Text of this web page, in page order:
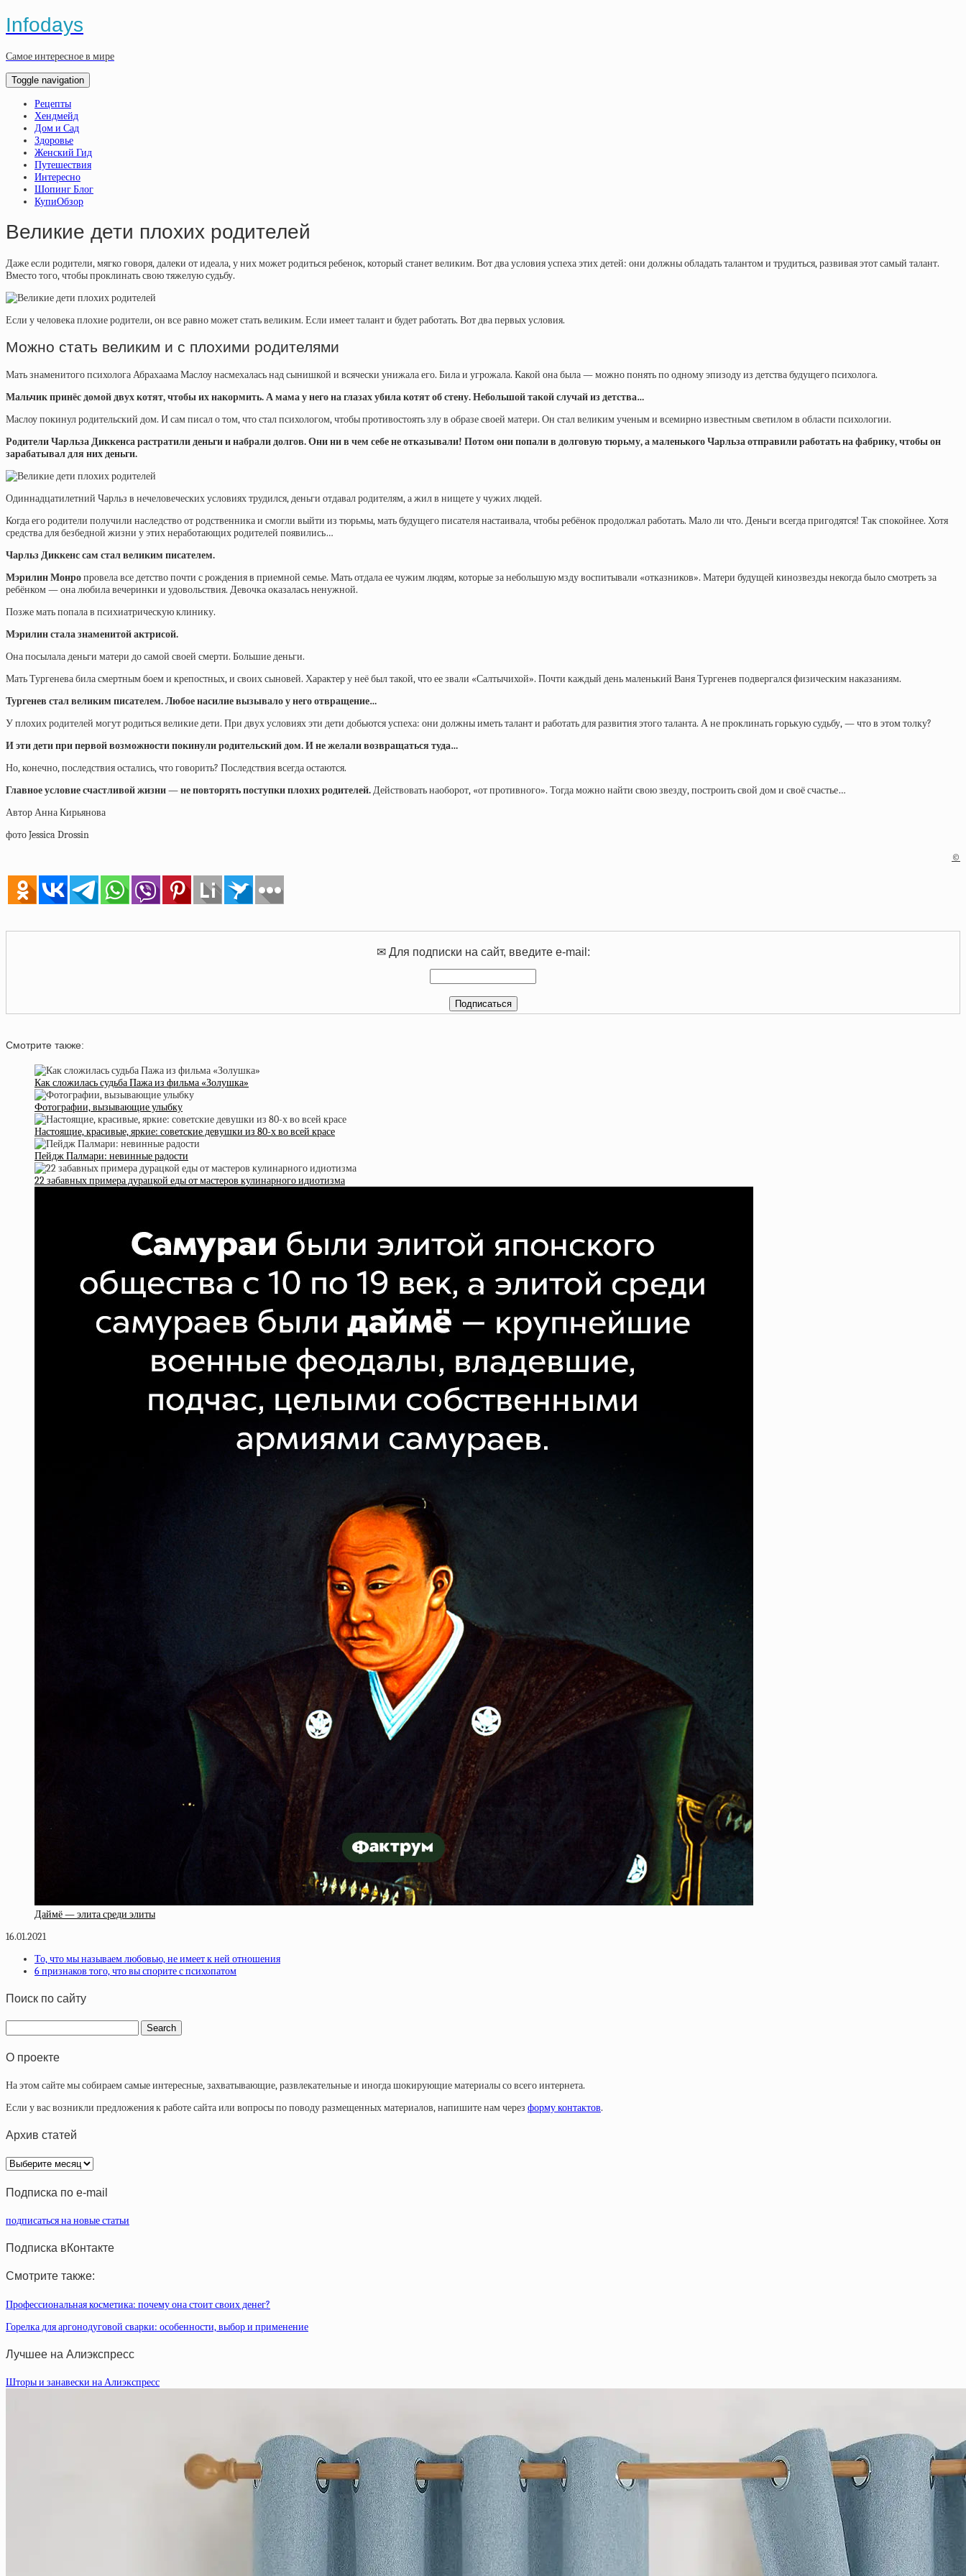
Infodays
Самое интересное в мире
Toggle navigation
Рецепты
Хендмейд
Дом и Сад
Здоровье
Женский Гид
Путешествия
Интересно
Шопинг Блог
КупиОбзор
Великие дети плохих родителей
Даже если родители, мягко говоря, далеки от идеала, у них может родиться ребенок, который станет великим. Вот два условия успеха этих детей: они должны обладать талантом и трудиться, развивая этот самый талант.
Вместо того, чтобы проклинать свою тяжелую судьбу.
Если у человека плохие родители, он все равно может стать великим. Если имеет талант и будет работать. Вот два первых условия.
Можно стать великим и с плохими родителями
Матьзнаменитого психолога Абрахаама Маслоу насмехалась над сынишкой и всячески унижала его. Била и угрожала. Какой она была — можно понять по одному эпизоду из детства будущего психолога.
Мальчик принёс домой двух котят, чтобы их накормить. А мама у него на глазах убила котят об стену. Небольшой такой случай из детства…
Маслоу покинул родительский дом. И сам писал о том, что стал психологом, чтобы противостоять злу в образе своей матери. Он стал великим ученым и всемирно известным светилом в области психологии.
Родители Чарльза Диккенса растратили деньги и набрали долгов. Они ни в чем себе не отказывали! Потом они попали в долговую тюрьму, а маленького Чарльза отправили работать на фабрику, чтобы он
зарабатывал для них деньги.
Одиннадцатилетний Чарльз в нечеловеческих условиях трудился, деньги отдавал родителям, а жил в нищете у чужих людей.
Когда его родители получили наследство от родственника и смогли выйти из тюрьмы, мать будущего писателя настаивала, чтобы ребёнок продолжал работать. Мало ли что. Деньги всегда пригодятся! Так спокойнее. Хотя
средства для безбедной жизни у этих неработающих родителей появились…
Чарльз Диккенс сам стал великим писателем.
Мэрилин Монропровела все детство почти с рождения в приемной семье. Мать отдала ее чужим людям, которые за небольшую мзду воспитывали «отказников». Матери будущей кинозвезды некогда было смотреть за
ребёнком — она любила вечеринки и удовольствия. Девочка оказалась ненужной.
Позже мать попала в психиатрическую клинику.
Мэрилин стала знаменитой актрисой.
Она посылала деньги матери до самой своей смерти. Большие деньги.
Мать Тургенева била смертным боем и крепостных, и своих сыновей. Характер у неё был такой, что ее звали «Салтычихой». Почти каждый день маленький Ваня Тургенев подвергался физическим наказаниям.
Тургенев стал великим писателем. Любое насилие вызывало у него отвращение…
У плохих родителей могут родиться великие дети. При двух условиях эти дети добьются успеха: они должны иметь талант и работать для развития этого таланта. А не проклинать горькую судьбу, — что в этом толку?
И эти дети при первой возможности покинули родительский дом. И не желали возвращаться туда…
Но, конечно, последствия остались, что говорить? Последствия всегда остаются.
Главное условие счастливой жизни — не повторять поступки плохих родителей.Действовать наоборот, «от противного». Тогда можно найти свою звезду, построить свой дом и своё счастье…
АвторАнна Кирьянова
фото Jessica Drossin
©
✉ Для подписки на сайт, введите e-mail:
Смотрите также:
Как сложилась судьба Пажа из фильма «Золушка»
Фотографии, вызывающие улыбку
Настоящие, красивые, яркие: советские девушки из 80-х во всей красе
Пейдж Палмари: невинные радости
22 забавных примера дурацкой еды от мастеров кулинарного идиотизма
Даймё — элита среди элиты
16.01.2021
То, что мы называем любовью, не имеет к ней отношения
6 признаков того, что вы спорите с психопатом
Поиск по сайту
О проекте
На этом сайте мы собираем самые интересные, захватывающие, развлекательные и иногда шокирующие материалы со всего интернета.
Если у вас возникли предложения к работе сайта или вопросы по поводу размещенных материалов, напишите нам через форму контактов.
Архив статей
Архив
статей
Подписка по e-mail
подписаться на новые статьи
Подписка вКонтакте
Смотрите также:
Профессиональная косметика: почему она стоит своих денег?
Горелка для аргонодуговой сварки: особенности, выбор и применение
Лучшее на Алиэкспресс
Шторы и занавески на Алиэкспресс